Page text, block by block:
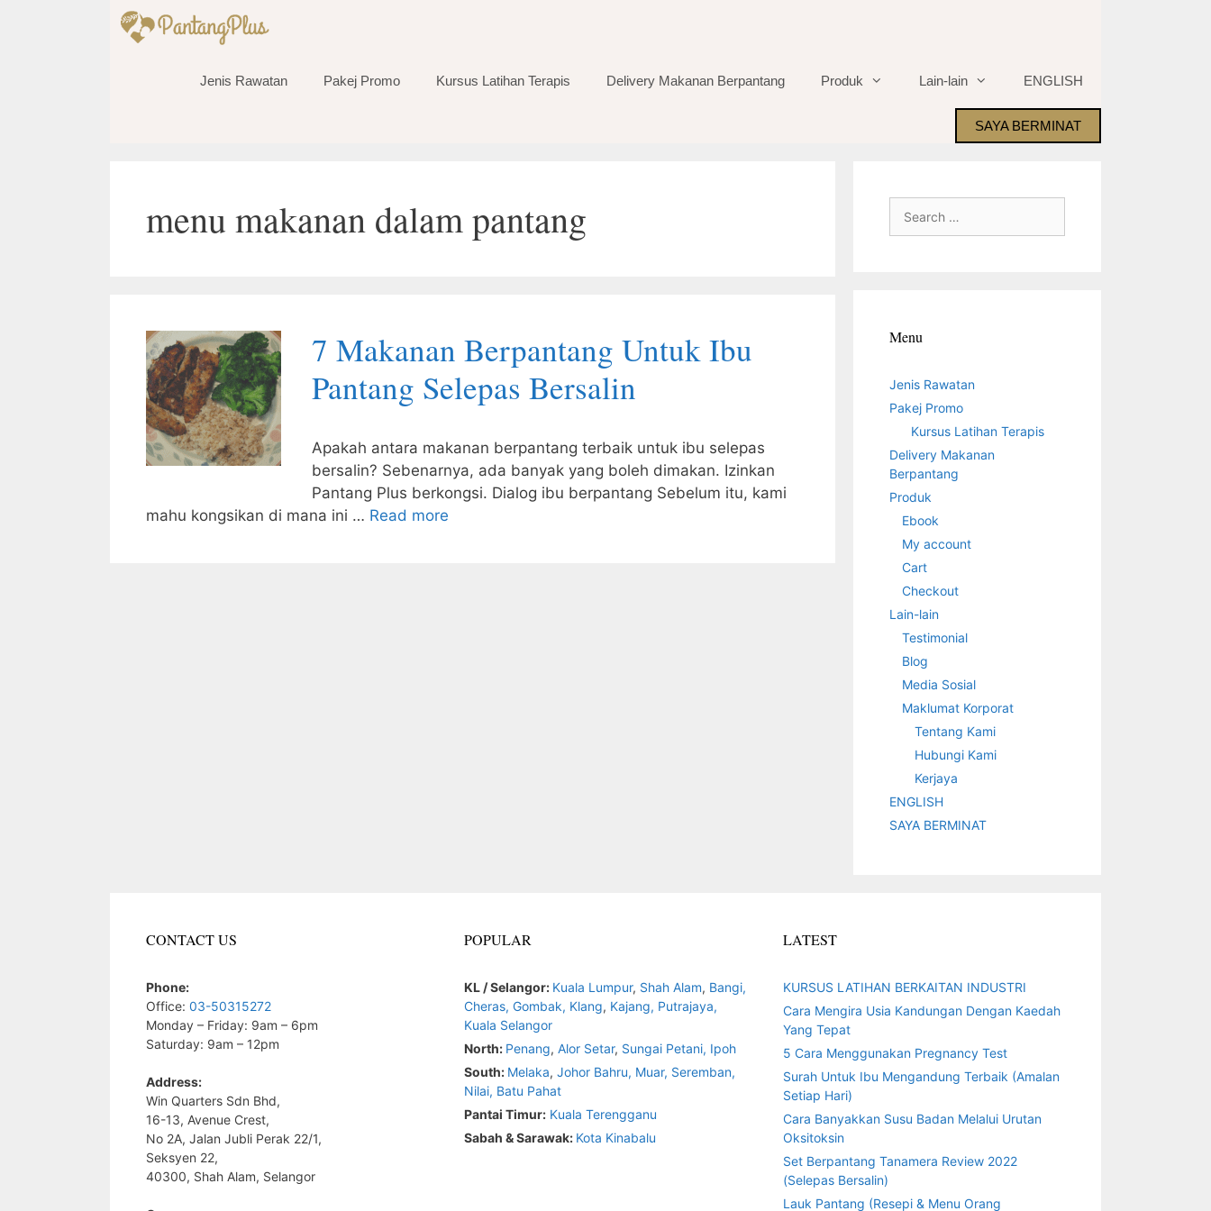
Jenis Rawatan Pakej Promo Kursus Latihan Terapis Delivery Makanan Berpantang Produk Lain-lain ENGLISH
SAYA BERMINAT
menu makanan dalam pantang
7 Makanan Berpantang Untuk Ibu
Pantang Selepas Bersalin
Apakah antara makanan berpantang terbaik untuk ibu selepas
bersalin? Sebenarnya, ada banyak yang boleh dimakan. Izinkan
Pantang Plus berkongsi. Dialog ibu berpantang Sebelum itu, kami
mahu kongsikan di mana ini … Read more
for:
Menu
Jenis Rawatan
Pakej Promo
Kursus Latihan Terapis
Delivery Makanan
Berpantang
Produk
Ebook
My account
Cart
Checkout
Lain-lain
Testimonial
Blog
Media Sosial
Maklumat Korporat
Tentang Kami
Hubungi Kami
Kerjaya
ENGLISH
SAYA BERMINAT
CONTACT US
Phone:
Office: 03-50315272
Monday – Friday: 9am – 6pm
Saturday: 9am – 12pm
Address:
Win Quarters Sdn Bhd,
16-13, Avenue Crest,
No 2A, Jalan Jubli Perak 22/1,
Seksyen 22,
40300, Shah Alam, Selangor
POPULAR
KL / Selangor: Kuala Lumpur, Shah Alam, Bangi,
Cheras, Gombak, Klang, Kajang, Putrajaya,
Kuala Selangor
North: Penang,Alor Setar, Sungai Petani, Ipoh
South: Melaka,Johor Bahru, Muar, Seremban,
Nilai, Batu Pahat
Pantai Timur: Kuala Terengganu
Sabah & Sarawak: Kota Kinabalu
LATEST
KURSUS LATIHAN BERKAITAN INDUSTRI
Cara Mengira Usia Kandungan Dengan Kaedah
Yang Tepat
5 Cara Menggunakan Pregnancy Test
Surah Untuk Ibu Mengandung Terbaik (Amalan
Setiap Hari)
Cara Banyakkan Susu Badan Melalui Urutan
Oksitoksin
Set Berpantang Tanamera Review 2022
(Selepas Bersalin)
Lauk Pantang (Resepi & Menu Orang